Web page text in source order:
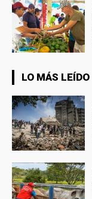
LO MÁS LEÍDO